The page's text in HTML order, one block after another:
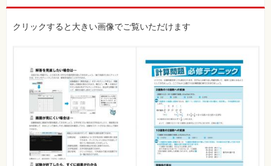
クリックすると大きい画像でご覧いただけます